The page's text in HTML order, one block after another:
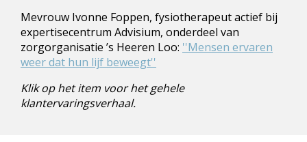
Mevrouw Ivonne Foppen, fysiotherapeut actief bij
expertisecentrum Advisium, onderdeel van
zorgorganisatie ’s Heeren Loo: ''Mensen ervaren
weer dat hun lijf beweegt''
Klik op het item voor het gehele
klantervaringsverhaal.